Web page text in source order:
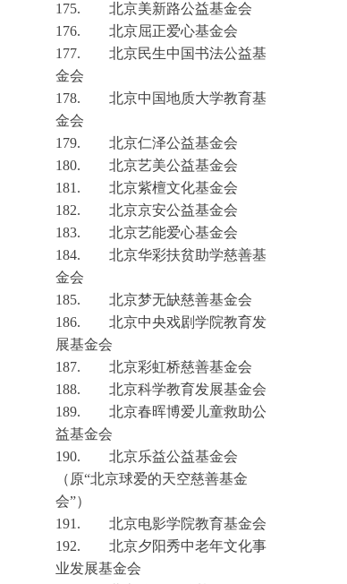
175.
北京美新路公益基金会
176.
北京屈正爱心基金会
177.
北京民生中国书法公益基
金会
178.
北京中国地质大学教育基
金会
179.
北京仁泽公益基金会
180.
北京艺美公益基金会
181.
北京紫檀文化基金会
182.
北京京安公益基金会
183.
北京艺能爱心基金会
184.
北京华彩扶贫助学慈善基
金会
185.
北京梦无缺慈善基金会
186.
北京中央戏剧学院教育发
展基金会
187.
北京彩虹桥慈善基金会
188.
北京科学教育发展基金会
189.
北京春晖博爱儿童救助公
益基金会
190.
北京乐益公益基金会
（ 原“北京球爱的天空慈善基金
会”）
191.
北京电影学院教育基金会
192.
北京夕阳秀中老年文化事
业发展基金会